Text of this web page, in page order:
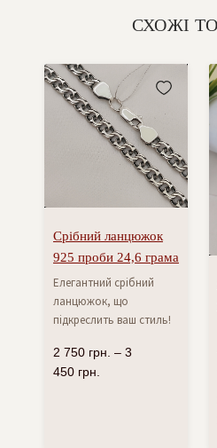
СХОЖІ
Срібний ланцюжок
925 проби 24,6 грама
Елегантний срібний
ланцюжок, що
підкреслить ваш стиль!
2 750 грн. – 3
450 грн.